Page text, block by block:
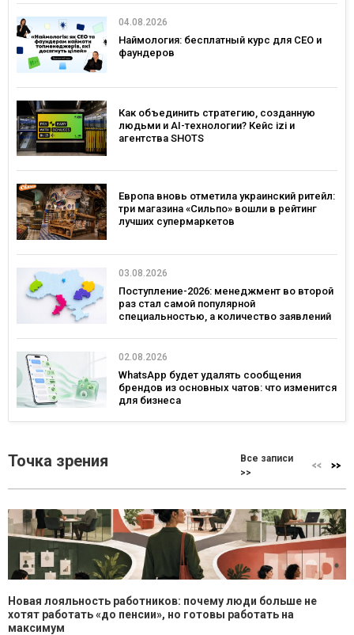
04.08.2026
Наймология: бесплатный курс для CEO и
фаундеров
Как объединить стратегию, созданную
людьми и AI-технологии? Кейс izi и
агентства SHOTS
Европа вновь отметила украинский ритейл:
три магазина «Сильпо» вошли в рейтинг
лучших супермаркетов
03.08.2026
Поступление-2026: менеджмент во второй
раз стал самой популярной
специальностью, а количество заявлений
02.08.2026
WhatsApp будет удалять сообщения
брендов из основных чатов: что изменится
для бизнеса
Точка зрения
Все записи
>>
Новая лояльность работников: почему люди больше не
хотят работать «до пенсии», но готовы работать на
максимум